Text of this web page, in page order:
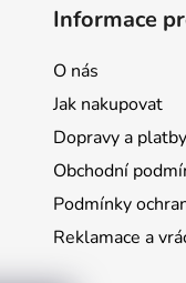
Informace
O nás
Jak nakupovat
Dopravy a platby
Obchodní
Podmínky
Reklamace a